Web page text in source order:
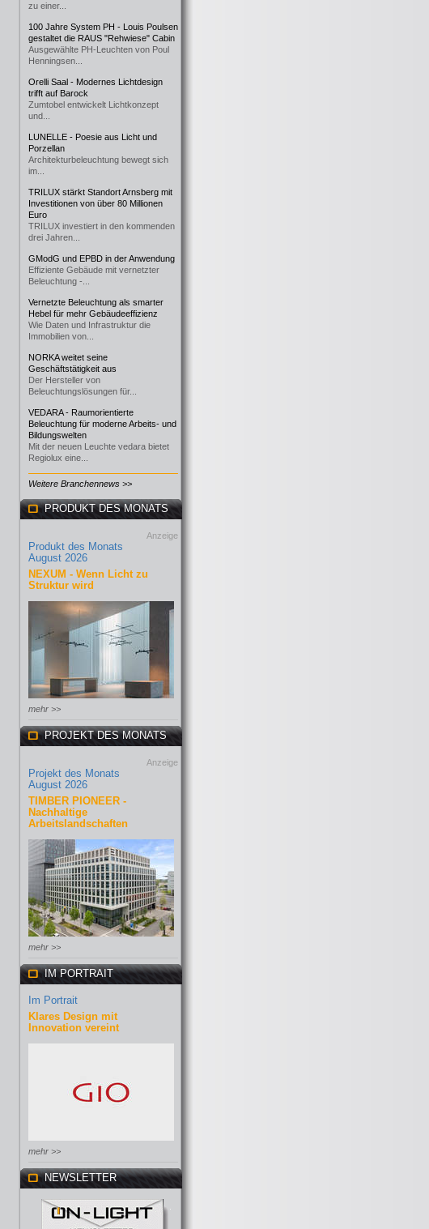
zu einer...
100 Jahre System PH - Louis Poulsen
gestaltet die RAUS "Rehwiese" Cabin
Ausgewählte PH-Leuchten von Poul
Henningsen...
Orelli Saal - Modernes Lichtdesign
trifft auf Barock
Zumtobel entwickelt Lichtkonzept
und...
LUNELLE - Poesie aus Licht und
Porzellan
Architekturbeleuchtung bewegt sich
im...
TRILUX stärkt Standort Arnsberg mit
Investitionen von über 80 Millionen
Euro
TRILUX investiert in den kommenden
drei Jahren...
GModG und EPBD in der Anwendung
Effiziente Gebäude mit vernetzter
Beleuchtung -...
Vernetzte Beleuchtung als smarter
Hebel für mehr Gebäudeeffizienz
Wie Daten und Infrastruktur die
Immobilien von...
NORKA weitet seine
Geschäftstätigkeit aus
Der Hersteller von
Beleuchtungslösungen für...
VEDARA - Raumorientierte
Beleuchtung für moderne Arbeits- und
Bildungswelten
Mit der neuen Leuchte vedara bietet
Regiolux eine...
Weitere Branchennews >>
PRODUKT DES MONATS
Anzeige
Produkt des Monats
August 2026
NEXUM - Wenn Licht zu
Struktur wird
mehr >>
PROJEKT DES MONATS
Anzeige
Projekt des Monats
August 2026
TIMBER PIONEER -
Nachhaltige
Arbeitslandschaften
mehr >>
IM PORTRAIT
Im Portrait
Klares Design mit
Innovation vereint
mehr >>
NEWSLETTER